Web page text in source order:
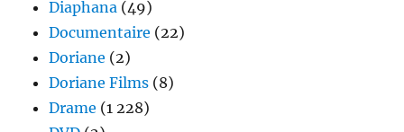
Diaphana (49)
Documentaire (22)
Doriane (2)
Doriane Films (8)
Drame (1 228)